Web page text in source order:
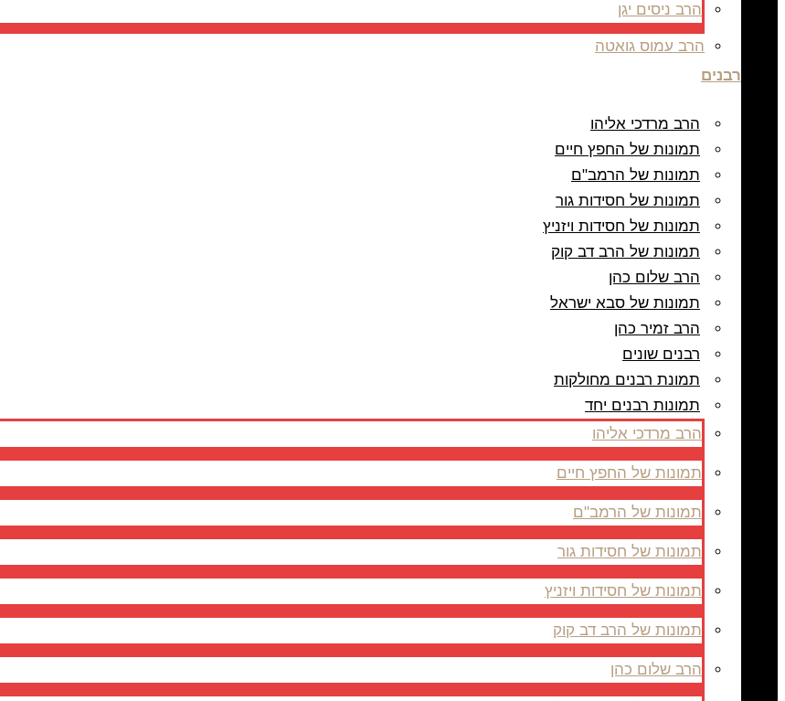
הרב ניסים יגן
הרב עמוס גואטה
רבנים
הרב מרדכי אליהו
תמונות של החפץ חיים
תמונות של הרמב"ם
תמונות של חסידות גור
תמונות של חסידות ויזניץ
תמונות של הרב דב קוק
הרב שלום כהן
תמונות של סבא ישראל
הרב זמיר כהן
רבנים שונים
תמונת רבנים מחולקות
תמונות רבנים יחד
הרב מרדכי אליהו
תמונות של החפץ חיים
תמונות של הרמב"ם
תמונות של חסידות גור
תמונות של חסידות ויזניץ
תמונות של הרב דב קוק
הרב שלום כהן